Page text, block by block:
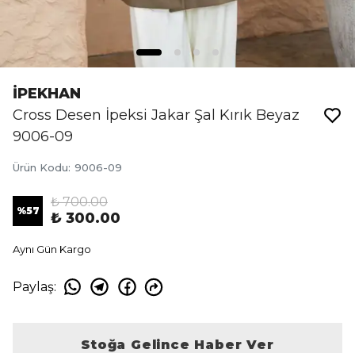
İPEKHAN
Cross Desen İpeksi Jakar Şal Kırık Beyaz
9006-09
Ürün Kodu: 9006-09
%57
₺ 700.00
₺ 300.00
Aynı Gün Kargo
Paylaş:
Stoğa Gelince Haber Ver